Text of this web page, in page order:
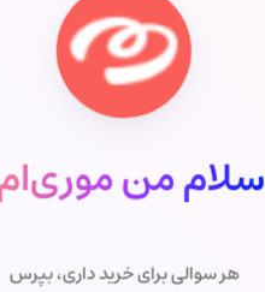
سلام من
هر سوالی برای خرید داری، بپرس